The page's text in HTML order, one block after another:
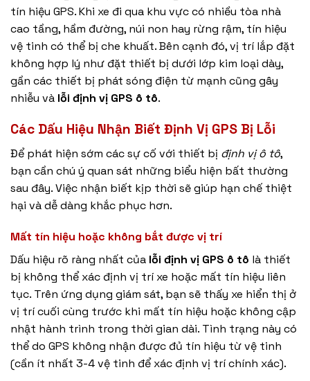
tín hiệu GPS. Khi xe đi qua khu vực có nhiều tòa nhà
cao tầng, hầm đường, núi non hay rừng rậm, tín hiệu
vệ tinh có thể bị che khuất. Bên cạnh đó, vị trí lắp đặt
không hợp lý như đặt thiết bị dưới lớp kim loại dày,
gần các thiết bị phát sóng điện từ mạnh cũng gây
nhiễu và lỗi định vị GPS ô tô.
Các Dấu Hiệu Nhận Biết Định Vị GPS Bị Lỗi
Để phát hiện sớm các sự cố với thiết bị định vị ô tô,
bạn cần chú ý quan sát những biểu hiện bất thường
sau đây. Việc nhận biết kịp thời sẽ giúp hạn chế thiệt
hại và dễ dàng khắc phục hơn.
Mất tín hiệu hoặc không bắt được vị trí
Dấu hiệu rõ ràng nhất của lỗi định vị GPS ô tô là thiết
bị không thể xác định vị trí xe hoặc mất tín hiệu liên
tục. Trên ứng dụng giám sát, bạn sẽ thấy xe hiển thị ở
vị trí cuối cùng trước khi mất tín hiệu hoặc không cập
nhật hành trình trong thời gian dài. Tình trạng này có
thể do GPS không nhận được đủ tín hiệu từ vệ tinh
(cần ít nhất 3-4 vệ tinh để xác định vị trí chính xác).